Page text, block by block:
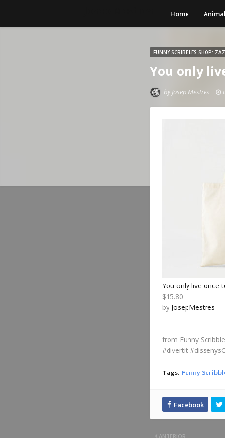
Home
FUNNY SCRIBBLES SHOP:
You only
by Josep Mestres
You only live once
$15.80
by JosepMestres
from Funny
#divertit
Tags: Funny
ANTERIOR